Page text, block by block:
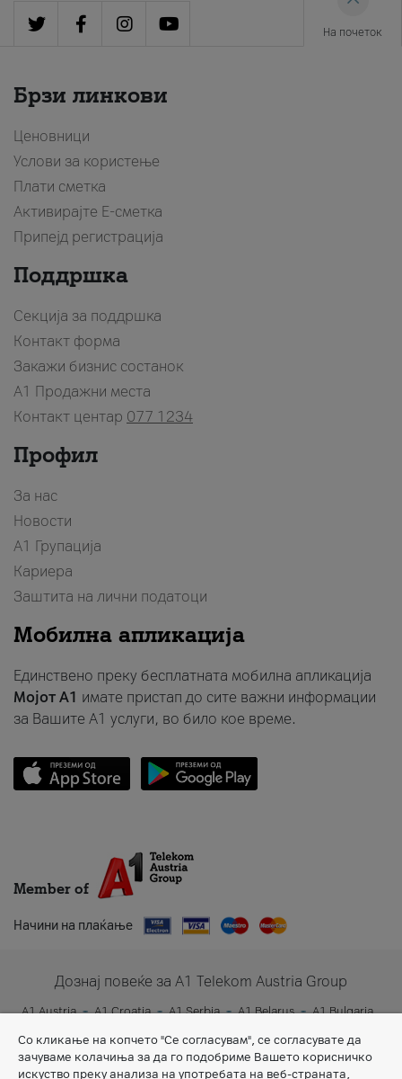
На почеток
Брзи линкови
Ценовници
Услови за користење
Плати сметка
Активирајте Е-сметка
Припејд регистрација
Поддршка
Секција за поддршка
Контакт форма
Закажи бизнис состанок
A1 Продажни места
Контакт центар 077 1234
Профил
За нас
Новости
А1 Групација
Кариера
Заштита на лични податоци
Мобилна апликација
Единствено преку бесплатната мобилна апликација
Мојот A1 имате пристап до сите важни информации
за Вашите A1 услуги, во било кое време.
Member of
Начини на плаќање
Дознај повеќе за A1 Telekom Austria Group
A1 Austria A1 Croatia A1 Serbia A1 Belarus
A1 Bulgaria
Со кликање на копчето "Се согласувам", се согласувате да
зачуваме колачиња за да го подобриме Вашето корисничко
искуство преку анализа на употребата на веб-страната,